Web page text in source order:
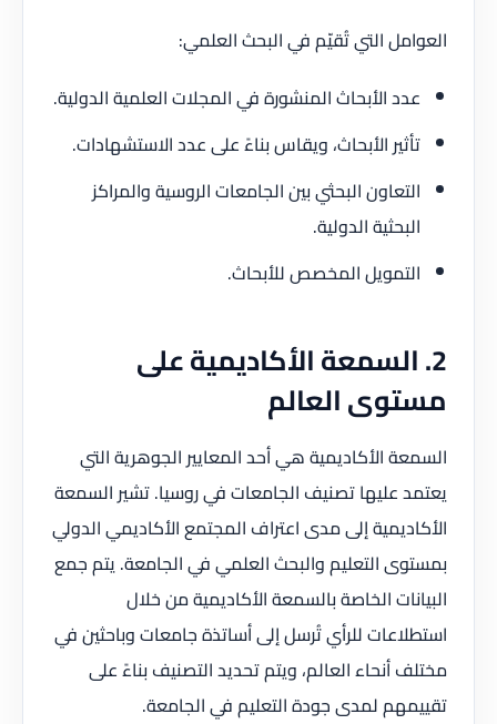
العوامل التي تُقيّم في البحث العلمي:
عدد الأبحاث المنشورة في المجلات العلمية الدولية.
تأثير الأبحاث، ويقاس بناءً على عدد الاستشهادات.
التعاون البحثي بين الجامعات الروسية والمراكز
البحثية الدولية.
التمويل المخصص للأبحاث.
2. السمعة الأكاديمية على
مستوى العالم
السمعة الأكاديمية هي أحد المعايير الجوهرية التي
يعتمد عليها تصنيف الجامعات في روسيا. تشير السمعة
الأكاديمية إلى مدى اعتراف المجتمع الأكاديمي الدولي
بمستوى التعليم والبحث العلمي في الجامعة. يتم جمع
البيانات الخاصة بالسمعة الأكاديمية من خلال
استطلاعات للرأي تُرسل إلى أساتذة جامعات وباحثين في
مختلف أنحاء العالم، ويتم تحديد التصنيف بناءً على
تقييمهم لمدى جودة التعليم في الجامعة.